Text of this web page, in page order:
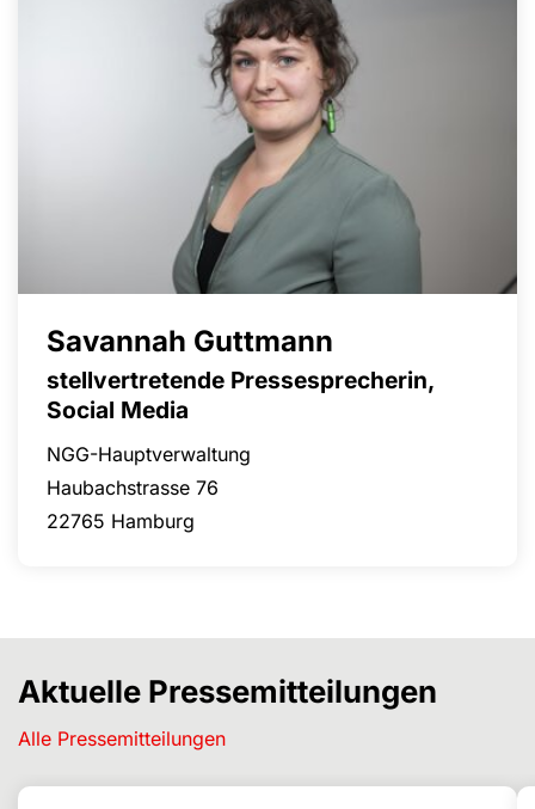
Savannah Guttmann
stellvertretende Pressesprecherin,
Social Media
NGG-Hauptverwaltung
Haubachstrasse 76
22765 Hamburg
Aktuelle Pressemitteilungen
Alle Pressemitteilungen